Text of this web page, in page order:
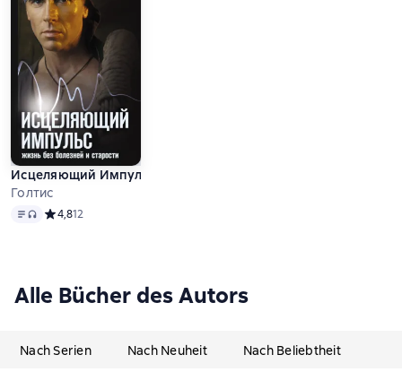
Исцеляющий Импульс. Жизнь без болезней и старости
Голтис
Text, Audioformat verfügbar
Средний рейтинг 4,8 на основе 12 оценок
4,812
Alle Bücher des Autors
Nach Serien Nach Neuheit Nach Beliebtheit